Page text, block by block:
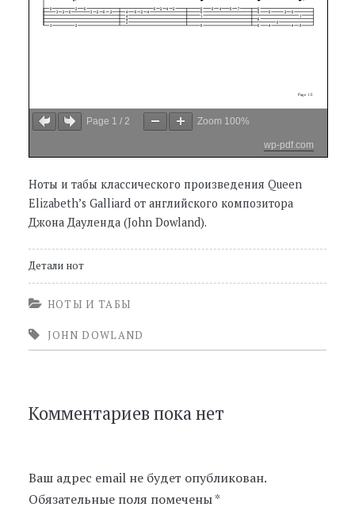
Page 1 / 2 Zoom 100%
wp-pdf.com
Ноты и табы классического произведения Queen
Elizabeth’s Galliard от английского композитора
Джона Дауленда (John Dowland).
Детали нот
НОТЫ И ТАБЫ
JOHN DOWLAND
Комментариев пока нет
Ваш адрес email не будет опубликован.
Обязательные поля помечены*